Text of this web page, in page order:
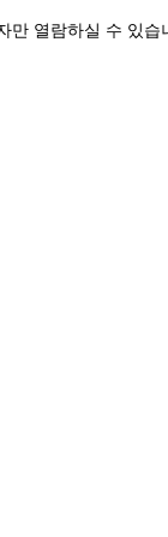
만 열람하실 수 있습